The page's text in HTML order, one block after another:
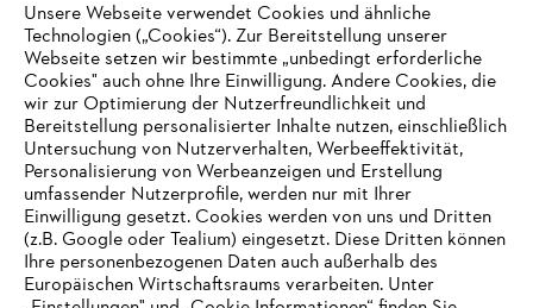
Zahlungsmöglichkeiten
Unternehmen
Unsere Webseite verwendet Cookies und ähnliche
Technologien („Cookies“). Zur Bereitstellung unserer
Webseite setzen wir bestimmte „unbedingt erforderliche
Cookies" auch ohne Ihre Einwilligung. Andere Cookies, die
wir zur Optimierung der Nutzerfreundlichkeit und
Bereitstellung personalisierter Inhalte nutzen, einschließlich
Untersuchung von Nutzerverhalten, Werbeeffektivität,
Personalisierung von Werbeanzeigen und Erstellung
umfassender Nutzerprofile, werden nur mit Ihrer
Einwilligung gesetzt. Cookies werden von uns und Dritten
(z.B. Google oder Tealium) eingesetzt. Diese Dritten können
Ihre personenbezogenen Daten auch außerhalb des
Europäischen Wirtschaftsraums verarbeiten. Unter